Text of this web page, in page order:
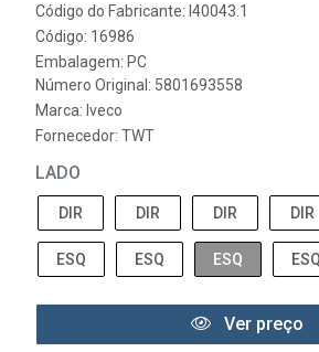
Código do Fabricante: I40043.1
Código: 16986
Embalagem: PC
Número Original: 5801693558
Marca: Iveco
Fornecedor: TWT
LADO
DIR DIR DIR DIR
ESQ ESQ ESQ ESQ
Ver preço